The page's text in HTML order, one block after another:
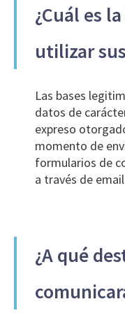
¿Cuál es
utilizar
Las bases
datos de
expreso
momento de
formularios de
a través de
¿A qué